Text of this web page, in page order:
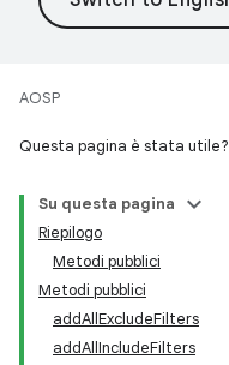
AOSP
Questa pagina è stata utile?
Su questa pagina
Riepilogo
Metodi pubblici
Metodi pubblici
addAllExcludeFilters
addAllIncludeFilters